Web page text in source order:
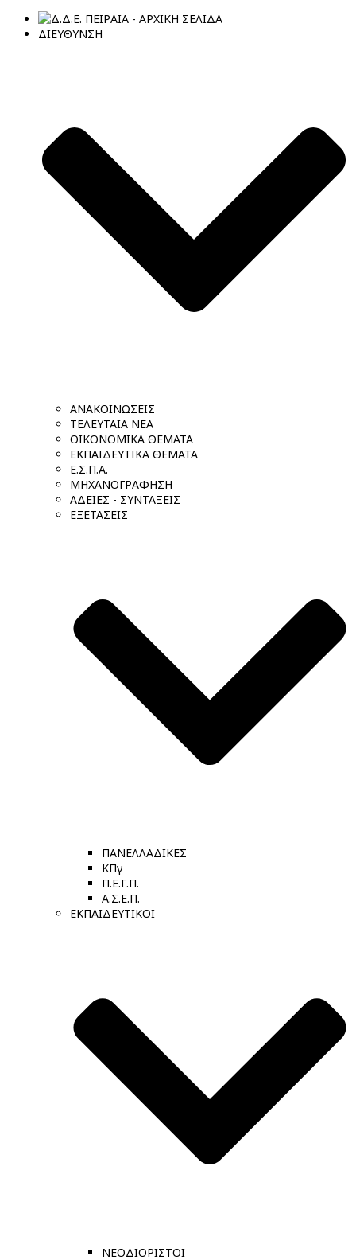
ΔΙΕΥΘΥΝΣΗ
ΑΝΑΚΟΙΝΩΣΕΙΣ
ΤΕΛΕΥΤΑΙΑ ΝΕΑ
ΟΙΚΟΝΟΜΙΚΑ ΘΕΜΑΤΑ
ΕΚΠΑΙΔΕΥΤΙΚΑ ΘΕΜΑΤΑ
Ε.Σ.Π.Α.
ΜΗΧΑΝΟΓΡΑΦΗΣΗ
ΑΔΕΙΕΣ - ΣΥΝΤΑΞΕΙΣ
ΕΞΕΤΑΣΕΙΣ
ΠΑΝΕΛΛΑΔΙΚΕΣ
ΚΠγ
Π.Ε.Γ.Π.
Α.Σ.Ε.Π.
ΕΚΠΑΙΔΕΥΤΙΚΟΙ
ΝΕΟΔΙΟΡΙΣΤΟΙ